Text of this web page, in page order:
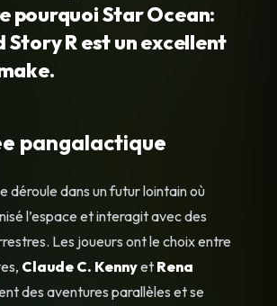
pourquoi Star Ocean:
Story R est un excellent
pangalactique
déroule dans un futur lointain où
l’espace et interagit avec des
Les joueurs ont le choix entre
Claude C. Kennyet Rena
des aventures parallèles et se